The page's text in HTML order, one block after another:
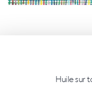
Huile sur